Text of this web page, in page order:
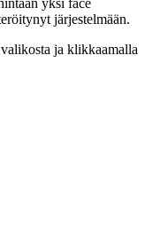
yksi face
järjestelmään.
ja klikkaamalla